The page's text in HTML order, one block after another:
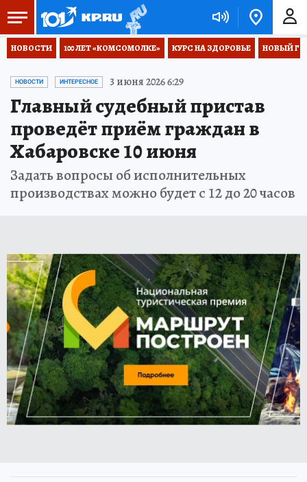
НОВОСТИ 100 ЛЕТ «КОМСОМОЛКЕ» КУРС НА ЗДОРОВЬЕ НОВЫЙ
НОВОСТИ ИНТЕРЕСНОЕ 3 июня 2026 6:29
Главный судебный пристав
проведёт приём граждан в
Хабаровске 10 июня
Задать вопросы об исполнительных
производствах можно будет с 12 до 20 часов